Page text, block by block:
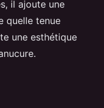
il ajoute une
quelle tenue
une esthétique